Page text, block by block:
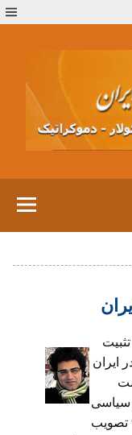
تثبیت
ایران
سیاسی
را که پیش‌تر مجلس آن را در زمستان ۹۴ تصویب